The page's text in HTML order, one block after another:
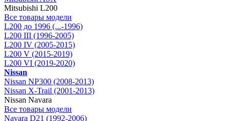
Mitsubishi L200
Все товары модели
L200 до 1996 (...-1996)
L200 III (1996-2005)
L200 IV (2005-2015)
L200 V (2015-2019)
L200 VI (2019-2020)
Nissan
Nissan NP300 (2008-2013)
Nissan X-Trail (2001-2013)
Nissan Navara
Все товары модели
Navara D21 (1992-2006)